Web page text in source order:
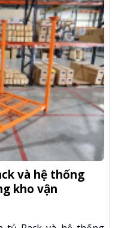
và hệ thống
kho vận